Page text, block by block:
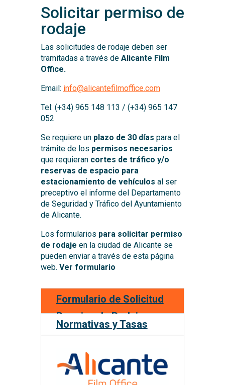
Solicitar permiso de
rodaje
Las solicitudes de rodaje deben ser
tramitadas a través deAlicante Film
Office.
Email: info@alicantefilmoffice.com
Tel: (+34) 965 148 113 / (+34) 965 147
052
Se requiere unplazo de 30 días para el
trámite de los permisos necesarios
que requierancortes de tráfico y/o
reservas de espacio para
estacionamiento de vehículos al ser
preceptivo el informe del Departamento
de Seguridad y Tráfico del Ayuntamiento
de Alicante.
Los formularios para solicitar permiso
de rodaje en la ciudad de Alicante se
pueden enviar a través de esta página
web. Ver formulario
Formulario de Solicitud
Permiso de Rodaje
Normativas y Tasas